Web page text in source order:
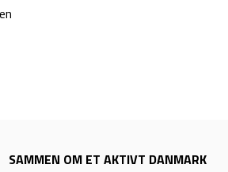
SAMMEN OM ET AKTIVT DANMARK